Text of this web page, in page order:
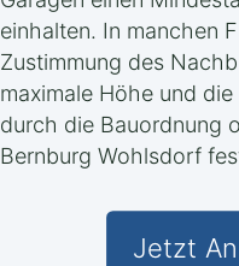
einhalten. In manchen
Zustimmung des
maximale Höhe und
durch die Bauordnung
Bernburg Wohlsdorf
Jetzt